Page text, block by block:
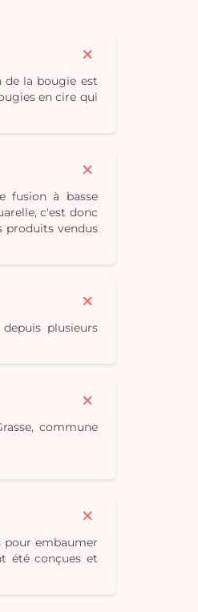
de la bougie est
en cire qui
fusion à basse
c'est donc
produits vendus
plusieurs
commune
pour embaumer
été conçues et